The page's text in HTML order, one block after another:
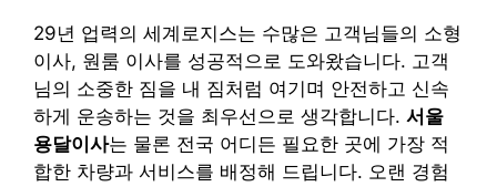
29년 업력의 세계로지스는 수많은 고객님들의 소형
이사, 원룸 이사를 성공적으로 도와왔습니다. 고객
님의 소중한 짐을 내 짐처럼 여기며 안전하고 신속
하게 운송하는 것을 최우선으로 생각합니다. 서울
용달이사는 물론 전국 어디든 필요한 곳에 가장 적
합한 차량과 서비스를 배정해 드립니다. 오랜 경험